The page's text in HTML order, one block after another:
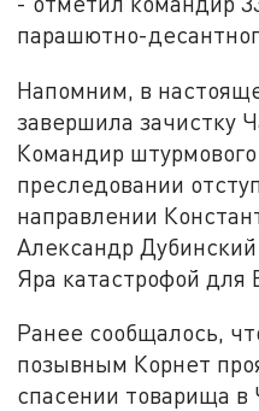
парашютно-
Напомним, в
завершила зачистку
Командир штурмового
преследовании
направлении
Александр
Яра катастрофой для
Ранее сообщалось,
позывным Корнет
спасении товарища в